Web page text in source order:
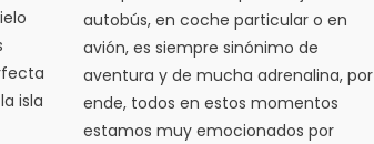
isla
autobús, en coche particular o en
avión, es siempre sinónimo de
aventura y de mucha adrenalina, por
ende, todos en estos momentos
estamos muy emocionados por